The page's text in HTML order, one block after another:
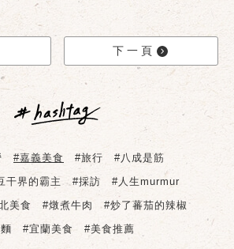
下一頁
#嘉義美食 #旅行
#八成是筋
干界的霸主 #採訪
#人生murmur
美食 #燉煮牛肉
#炒了蕃茄的辣椒
#宜蘭美食 #美食推薦